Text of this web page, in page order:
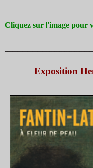
Cliquez sur l'image pour
Exposition